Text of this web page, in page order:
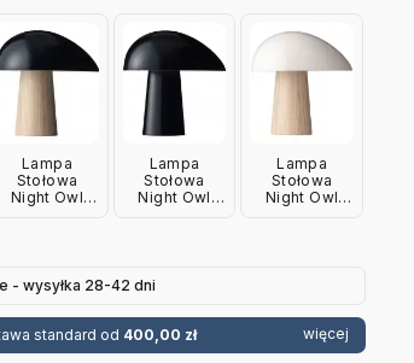
Lampa
Stołowa
Night Owl
Lampa
Stołowa
Night Owl
Lampa
Stołowa
Night Owl
- wysyłka 28-42 dni
standard od 400,00 zł więcej